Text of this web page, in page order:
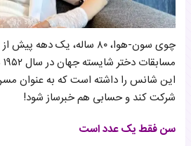
چوی سون-هوا، ۸۰ ساله، یک
این شانس را داشته است که به عنوان
شرکت کند و حسابی هم خبرساز شود!
سن فقط یک عدد است